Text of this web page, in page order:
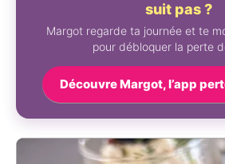
suit pas ?
Margot regarde ta journée et te
pour débloquer la perte
Découvre Margot, l’app